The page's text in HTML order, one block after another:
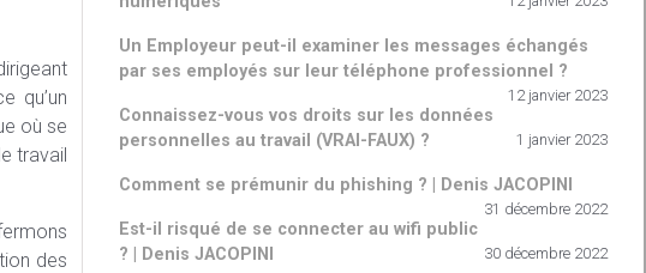
qu’un
où se
travail
des
Un Employeur peut-il examiner les messages échangés
par ses employés sur leur téléphone professionnel ?
12 janvier 2023
Connaissez-vous vos droits sur les données
personnelles au travail (VRAI-FAUX) ?
1 janvier 2023
Comment se prémunir du phishing ? | Denis JACOPINI
31 décembre 2022
Est-il risqué de se connecter au wifi public
? | Denis JACOPINI
30 décembre 2022